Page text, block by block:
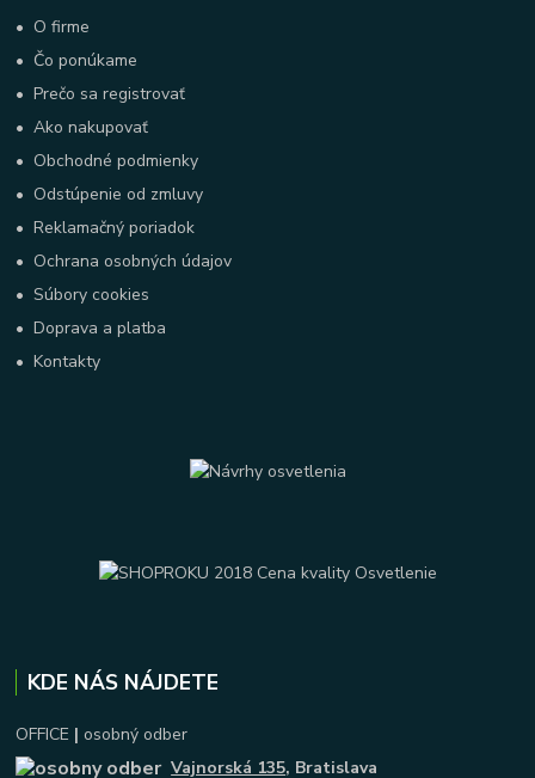
• O firme
• Čo ponúkame
•Prečo sa registrovať
•Ako nakupovať
• Obchodné podmienky
• Odstúpenie od zmluvy
•Reklamačný poriadok
• Ochrana osobných údajov
•Súbory cookies
•Doprava a platba
•Kontakty
KDE NÁS NÁJDETE
OFFICE | osobný odber
Vajnorská 135, Bratislava